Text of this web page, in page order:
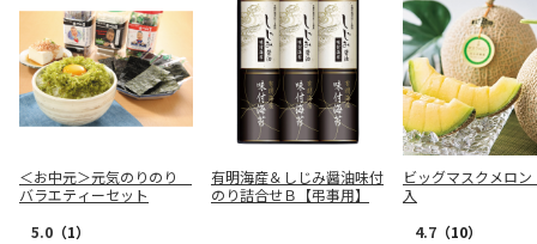
＜お中元＞元気のりのり
バラエティーセット
5.0 （1）
有明海産＆しじみ醤油味付
のり詰合せＢ【弔事用】
ビッグマスクメロ
入
4.7 （10）